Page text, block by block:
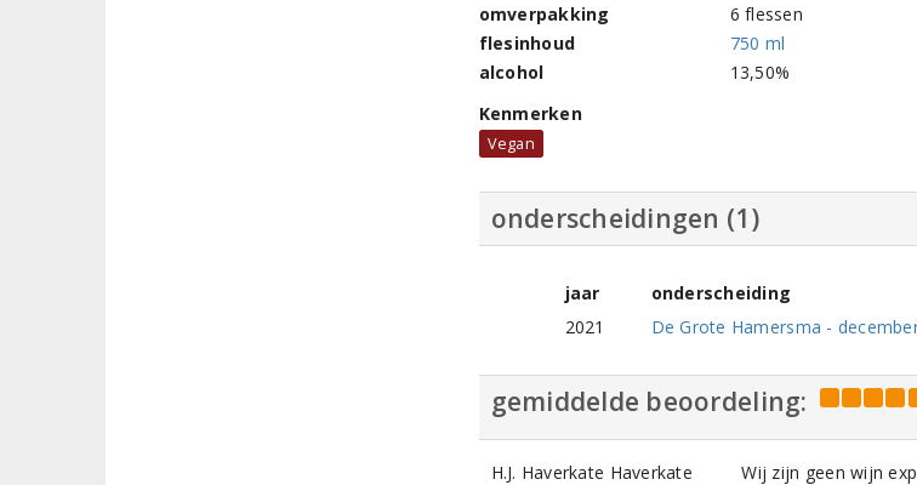
omverpakking
6 flessen
flesinhoud
750 ml
alcohol
13,50%
Kenmerken
Vegan
onderscheidingen (1)
jaar
onderscheiding
2021
De Grote Hamersma -
gemiddelde beoordeling:
H.J. Haverkate Haverkate
Wij zijn geen wijn